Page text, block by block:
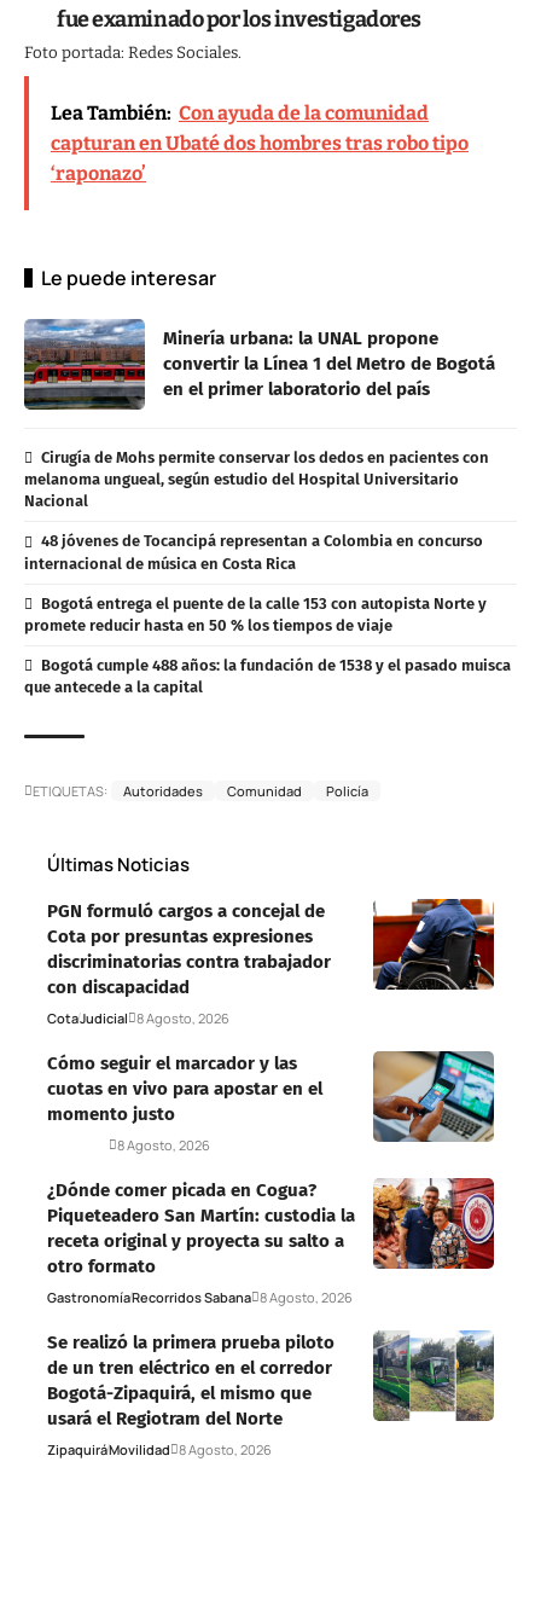
fue examinado por los investigadores
Foto portada: Redes Sociales.
Lea También: Con ayuda de la comunidad
capturan en Ubaté dos hombres tras robo tipo
‘raponazo’
Le puede interesar
Minería urbana: la UNAL propone
convertir la Línea 1 del Metro de Bogotá
en el primer laboratorio del país
Cirugía de Mohs permite conservar los dedos en pacientes con
melanoma ungueal, según estudio del Hospital Universitario
Nacional
48 jóvenes de Tocancipá representan a Colombia en concurso
internacional de música en Costa Rica
Bogotá entrega el puente de la calle 153 con autopista Norte y
promete reducir hasta en 50 % los tiempos de viaje
Bogotá cumple 488 años: la fundación de 1538 y el pasado muisca
que antecede a la capital
ETIQUETAS: Autoridades Comunidad Policía
Últimas Noticias
PGN formuló cargos a concejal de
Cota por presuntas expresiones
discriminatorias contra trabajador
con discapacidad
CotaJudicial 8 Agosto, 2026
Cómo seguir el marcador y las
cuotas en vivo para apostar en el
momento justo
8 Agosto, 2026
¿Dónde comer picada en Cogua?
Piqueteadero San Martín: custodia la
receta original y proyecta su salto a
otro formato
GastronomíaRecorridos Sabana 8 Agosto, 2026
Se realizó la primera prueba piloto
de un tren eléctrico en el corredor
Bogotá-Zipaquirá, el mismo que
usará el Regiotram del Norte
ZipaquiráMovilidad 8 Agosto, 2026